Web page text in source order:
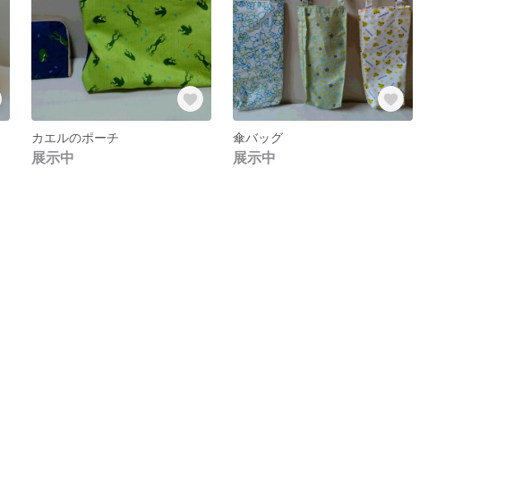
カエルのポーチ
展示中
傘バッグ
展示中